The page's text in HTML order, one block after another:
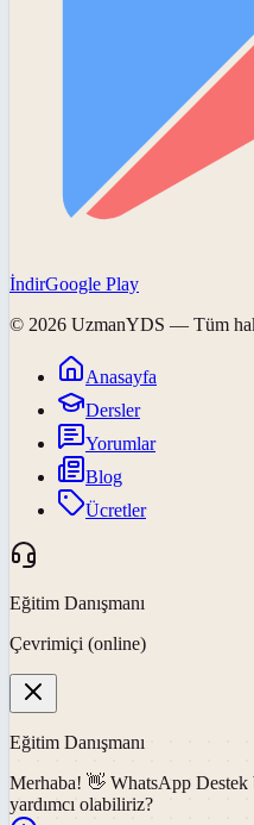
İndirGoogle Play
© 2026 UzmanYDS — Tüm
Anasayfa
Dersler
Yorumlar
Blog
Ücretler
Eğitim Danışmanı
Çevrimiçi (online)
Eğitim Danışmanı
Merhaba! 👋 WhatsApp Destek
yardımcı olabiliriz?